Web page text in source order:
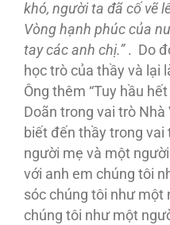
khó, người ta đã cố vẽ
Vòng hạnh phúc của
tay các anh chị.” . Do
học trò của thầy và lại
Ông thêm “Tuy hầu
Doãn trong vai trò
biết đến thầy trong vai
người mẹ và một
với anh em chúng tôi
sóc chúng tôi như một
chúng tôi như một